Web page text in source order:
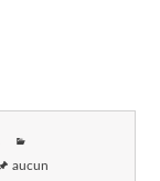
aucun